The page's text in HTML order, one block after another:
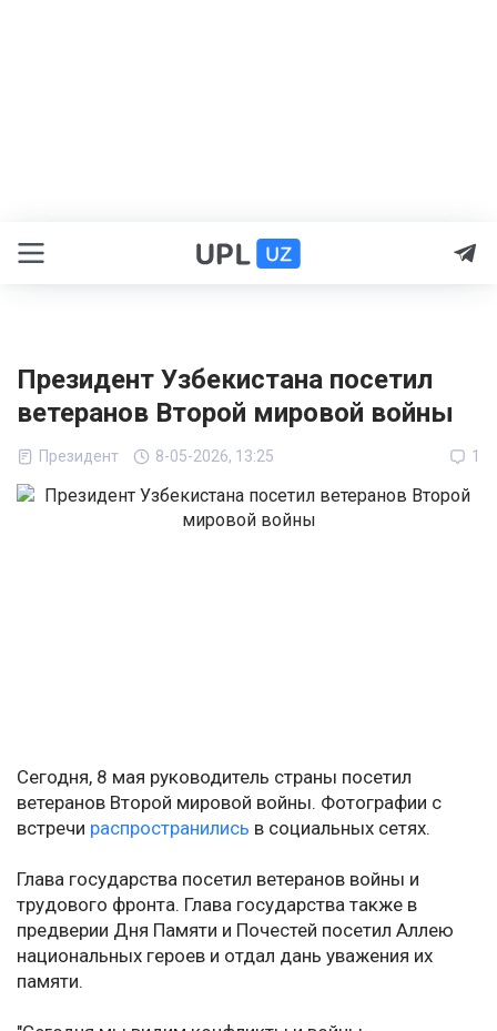
Президент Узбекистана посетил
ветеранов Второй мировой войны
Президент 8-05-2026, 13:25 1
Сегодня, 8 мая руководитель страны посетил
ветеранов Второй мировой войны. Фотографии с
встречи распространились в социальных сетях.
Глава государства посетил ветеранов войны и
трудового фронта. Глава государства также в
предверии Дня Памяти и Почестей посетил Аллею
национальных героев и отдал дань уважения их
памяти.